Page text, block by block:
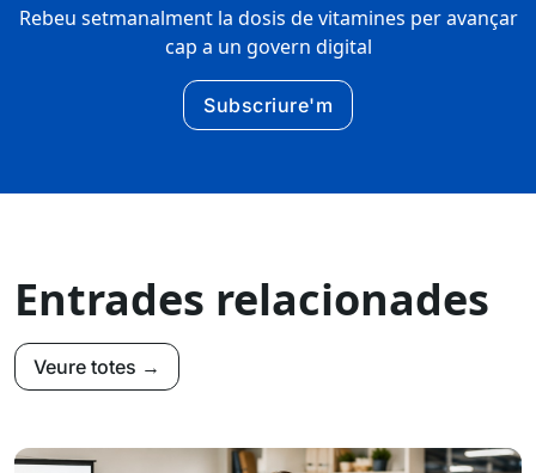
Rebeu setmanalment la dosis de vitamines per avançar
cap a un govern digital
Subscriure'm
Entrades relacionades
Veure totes →